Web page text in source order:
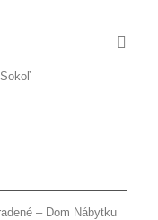
– Dom Nábytku